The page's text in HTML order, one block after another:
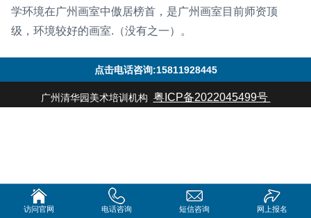
学环境在广州画室中傲居榜首，是广州画室目前师资顶
级，环境较好的画室.（没有之一）。
点击电话咨询:15811928445
广州清华园美术培训机构 粤ICP备2022045499号
访问官网 电话咨询 短信咨询 网上报名